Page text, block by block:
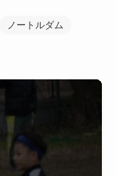
ノートルダム